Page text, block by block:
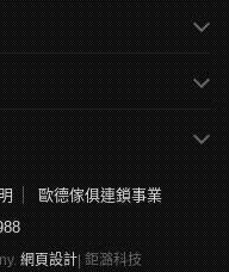
歐德傢俱連鎖事業
網頁設計| 鉅潞科技